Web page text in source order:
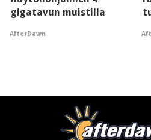
gigatavun muistilla
AfterDawn